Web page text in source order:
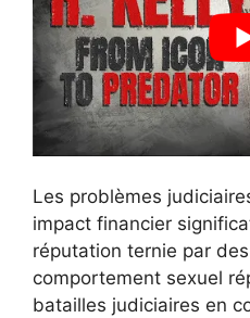
Les problèmes
impact financier
réputation ternie par
comportement sexuel
batailles judiciaires en